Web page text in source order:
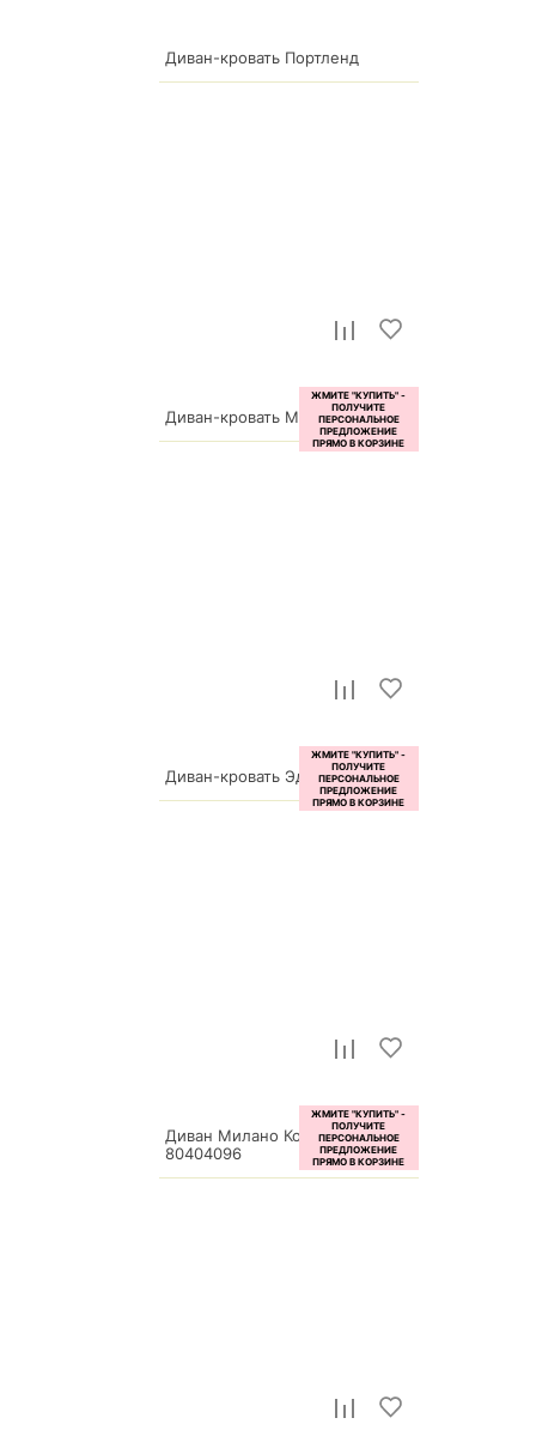
Диван-кровать Портленд
79 990 р.
Диван-кровать Мечта
69 990 р.
Диван-кровать Эдит
127 000 р.
Диван Милано Комфорт
80404096
45 070